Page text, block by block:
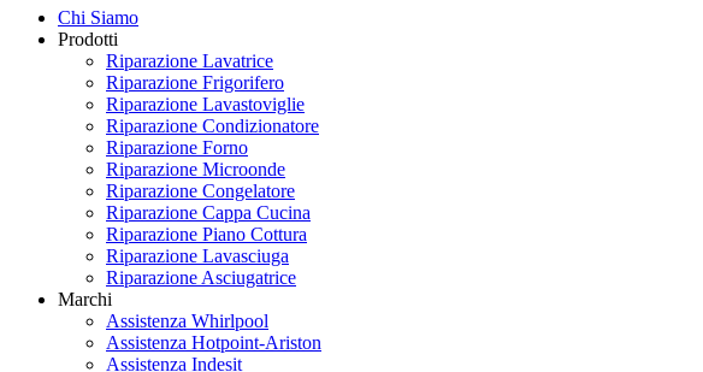
Chi Siamo
Prodotti
Riparazione Lavatrice
Riparazione Frigorifero
Riparazione Lavastoviglie
Riparazione Condizionatore
Riparazione Forno
Riparazione Microonde
Riparazione Congelatore
Riparazione Cappa Cucina
Riparazione Piano Cottura
Riparazione Lavasciuga
Riparazione Asciugatrice
Marchi
Assistenza Whirlpool
Assistenza Hotpoint-Ariston
Assistenza Indesit